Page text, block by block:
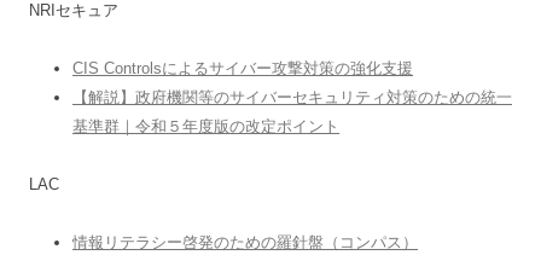
NRIセキュア
CIS Controlsによるサイバー攻撃対策の強化支援
【解説】政府機関等のサイバーセキュリティ対策のための統一
基準群｜令和５年度版の改定ポイント
LAC
情報リテラシー啓発のための羅針盤（コンパス）